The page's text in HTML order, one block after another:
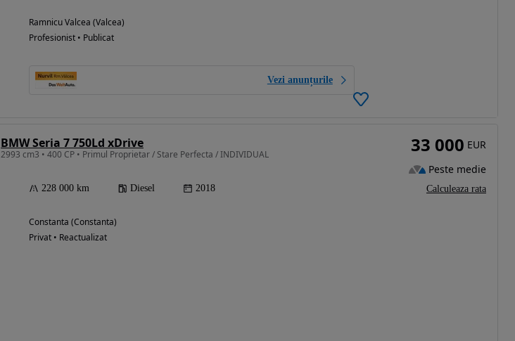
Ramnicu Valcea (Valcea)
Profesionist • Publicat
Vezi anunțurile
BMW Seria 7 750Ld xDrive
2993 cm3 • 400 CP • Primul Proprietar / Stare Perfecta / INDIVIDUAL
228 000 km Diesel 2018
Constanta (Constanta)
Privat • Reactualizat
33 000 EUR
Peste medie
Calculeaza rata